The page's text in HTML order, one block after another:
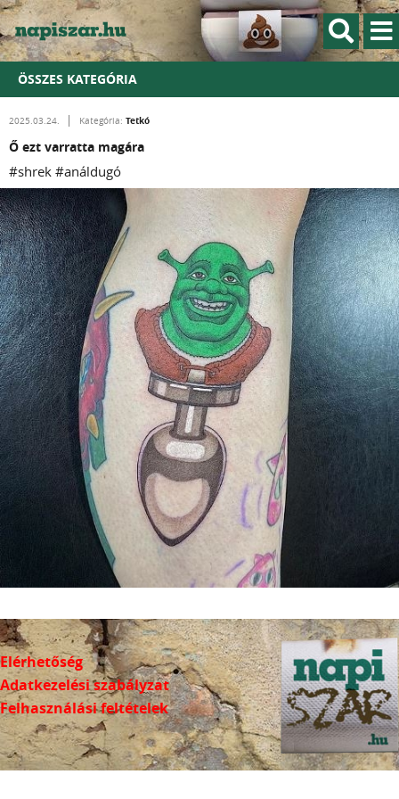
ÖSSZES KATEGÓRIA
2025.03.24. Kategória: Tetkó
Ő ezt varratta magára
#shrek #análdugó
Elérhetőség
Adatkezelési szabályzat
Felhasználási feltételek